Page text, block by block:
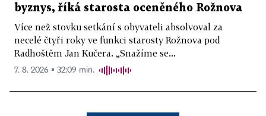
byznys, říká starosta oceněného Rožnova
Více než stovku setkání s obyvateli absolvoval za
necelé čtyři roky ve funkci starosty Rožnova pod
Radhoštěm Jan Kučera. „Snažíme se...
7. 8. 2026 ▪ 32:09 min.